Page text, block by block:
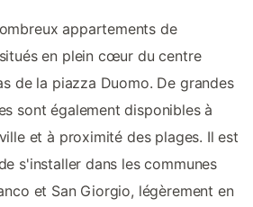
appartements de
en plein cœur du centre
de la piazza Duomo. De grandes
sont également disponibles à
et à proximité des plages. Il est
s'installer dans les communes
et San Giorgio, légèrement en